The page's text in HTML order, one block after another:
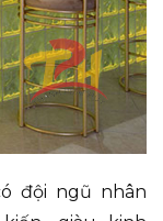
đội ngũ nhân